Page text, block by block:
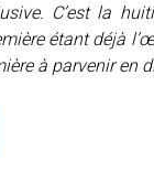
C’est la
étant déjà
à parvenir en